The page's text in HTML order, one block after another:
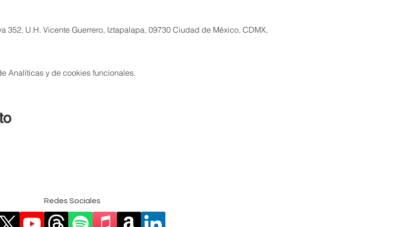
352, U.H. Vicente Guerrero, Iztapalapa, 09730 Ciudad de México, CDMX,
Analíticas y de cookies funcionales.
Redes Sociales